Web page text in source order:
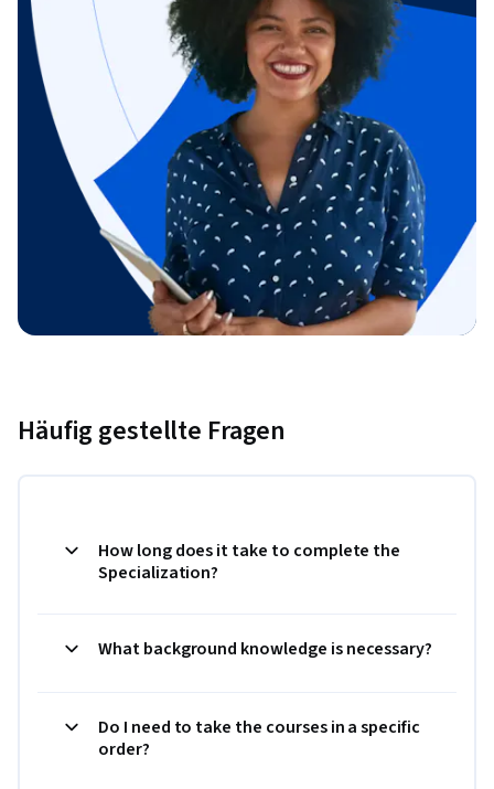
Häufig gestellte Fragen
How long does it take to complete the
Specialization?
What background knowledge is necessary?
Do I need to take the courses in a specific
order?